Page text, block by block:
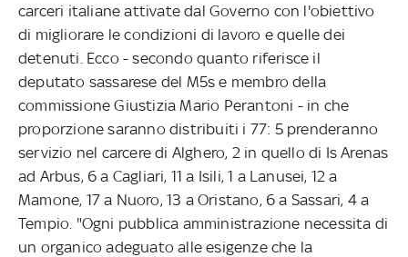
carceri italiane attivate dal Governo con l'obiettivo
di migliorare le condizioni di lavoro e quelle dei
detenuti. Ecco - secondo quanto riferisce il
deputato sassarese del M5s e membro della
commissione Giustizia Mario Perantoni - in che
proporzione saranno distribuiti i 77: 5 prenderanno
servizio nel carcere di Alghero, 2 in quello di Is Arenas
ad Arbus, 6 a Cagliari, 11 a Isili, 1 a Lanusei, 12 a
Mamone, 17 a Nuoro, 13 a Oristano, 6 a Sassari, 4 a
Tempio. "Ogni pubblica amministrazione necessita di
un organico adeguato alle esigenze che la